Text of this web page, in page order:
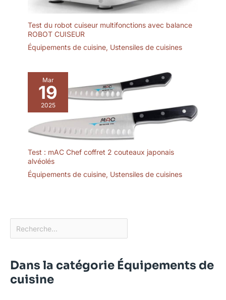
Test du robot cuiseur multifonctions avec balance
ROBOT CUISEUR
Équipements de cuisine, Ustensiles de cuisines
Mar
19
2025
Test : mAC Chef coffret 2 couteaux japonais
alvéolés
Équipements de cuisine, Ustensiles de cuisines
Dans la catégorie Équipements de
cuisine